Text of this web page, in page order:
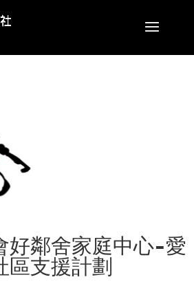
好鄰舍家庭中心-愛
區支援計劃